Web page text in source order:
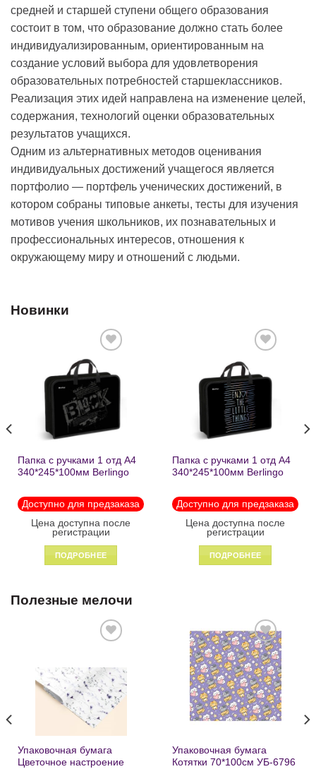
средней и старшей ступени общего образования
состоит в том, что образование должно стать более
индивидуализированным, ориентированным на
создание условий выбора для удовлетворения
образовательных потребностей старшеклассников.
Реализация этих идей направлена на изменение целей,
содержания, технологий оценки образовательных
результатов учащихся.
Одним из альтернативных методов оценивания
индивидуальных достижений учащегося является
портфолио — портфель ученических достижений, в
котором собраны типовые анкеты, тесты для изучения
мотивов учения школьников, их познавательных и
профессиональных интересов, отношения к
окружающему миру и отношений с людьми.
Новинки
Добавить
в список
желаний
Папка с ручками 1 отд А4
340*245*100мм Berlingo
молнии1246
Доступно для предзаказа
Цена доступна после
регистрации
ПОДРОБНЕЕ
Добавить
в список
желаний
Папка с ручками 1 отд А4
340*245*100мм Berlingo
пластик на молнии 1215
Доступно для предзаказа
Цена доступна после
регистрации
ПОДРОБНЕЕ
Полезные мелочи
желаний
Упаковочная бумага
Цветочное настроение
Добавить
в список
желаний
Упаковочная бумага
Котятки 70*100см УБ-6796